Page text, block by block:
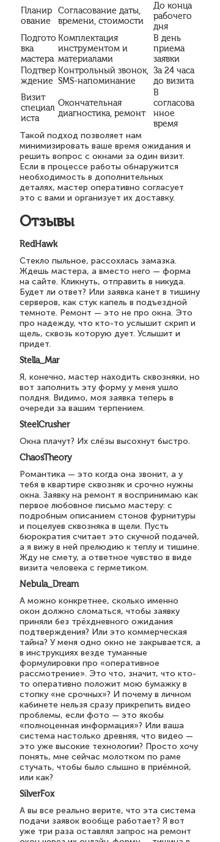
Планир
ование
Согласование даты,
времени, стоимости
До конца
рабочего
дня
Подгото
вка
мастера
Комплектация
инструментом и
материалами
В день
приема
заявки
Подтвер
ждение
Контрольный звонок,
SMS-напоминание
За 24 часа
до визита
Визит
специал
иста
Окончательная
диагностика, ремонт
В
согласова
нное
время
Такой подход позволяет нам
минимизировать ваше время ожидания и
решить вопрос с окнами за один визит.
Если в процессе работы обнаружится
необходимость в дополнительных
деталях, мастер оперативно согласует
это с вами и организует их доставку.
Отзывы
RedHawk
Стекло пыльное, рассохлась замазка.
Ждешь мастера, а вместо него — форма
на сайте. Кликнуть, отправить в никуда.
Будет ли ответ? Или заявка канет в тишину
серверов, как стук капель в подъездной
темноте. Ремонт — это не про окна. Это
про надежду, что кто-то услышит скрип и
щель, сквозь которую дует. Услышит и
придет.
Stella_Mar
Я, конечно, мастер находить сквозняки, но
вот заполнить эту форму у меня ушло
полдня. Видимо, моя заявка теперь в
очереди за вашим терпением.
SteelCrusher
Окна плачут? Их слёзы высохнут быстро.
ChaosTheory
Романтика — это когда она звонит, а у
тебя в квартире сквозняк и срочно нужны
окна. Заявку на ремонт я воспринимаю как
первое любовное письмо мастеру: с
подробным описанием стонов фурнитуры
и поцелуев сквозняка в щели. Пусть
бюрократия считает это скучной подачей,
а я вижу в ней прелюдию к теплу и тишине.
Жду не смету, а ответное чувство в виде
визита человека с герметиком.
Nebula_Dream
А можно конкретнее, сколько именно
окон должно сломаться, чтобы заявку
приняли без трёхдневного ожидания
подтверждения? Или это коммерческая
тайна? У меня одно окно не закрывается, а
в инструкциях везде туманные
формулировки про «оперативное
рассмотрение». Это что, значит, что кто-
то оперативно положит мою бумажку в
стопку «не срочных»? И почему в личном
кабинете нельзя сразу прикрепить видео
проблемы, если фото — это якобы
«полноценная информация»? Или ваша
система настолько древняя, что видео —
это уже высокие технологии? Просто хочу
понять, мне сейчас молотком по раме
стучать, чтобы было слышно в приёмной,
или как?
SilverFox
А вы все реально верите, что эта система
подачи заявок вообще работает? Я вот
уже три раза оставлял запрос на ремонт